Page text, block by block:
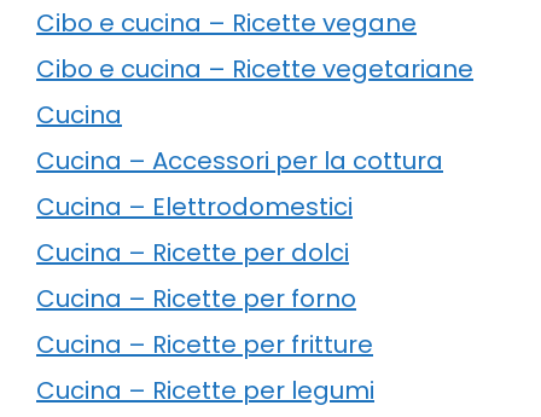
Cibo e cucina – Ricette vegane
Cibo e cucina – Ricette vegetariane
Cucina
Cucina – Accessori per la cottura
Cucina – Elettrodomestici
Cucina – Ricette per dolci
Cucina – Ricette per forno
Cucina – Ricette per fritture
Cucina – Ricette per legumi